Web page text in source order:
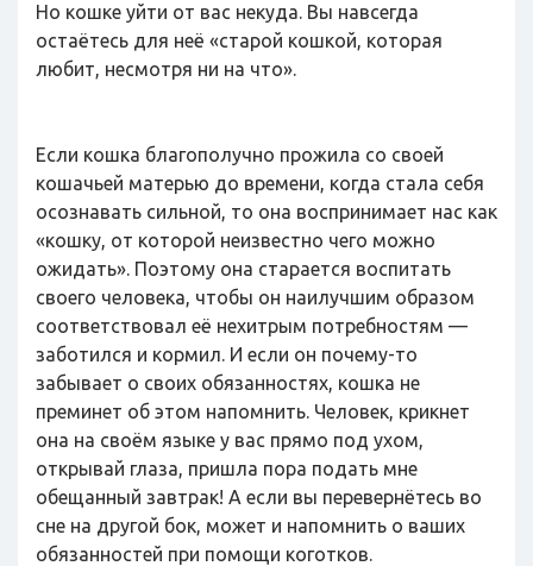
Но кошке уйти от вас некуда. Вы навсегда
остаётесь для неё «старой кошкой, которая
любит, несмотря ни на что».
Если кошка благополучно прожила со своей
кошачьей матерью до времени, когда стала себя
осознавать сильной, то она воспринимает нас как
«кошку, от которой неизвестно чего можно
ожидать». Поэтому она старается воспитать
своего человека, чтобы он наилучшим образом
соответствовал её нехитрым потребностям —
заботился и кормил. И если он почему-то
забывает о своих обязанностях, кошка не
преминет об этом напомнить. Человек, крикнет
она на своём языке у вас прямо под ухом,
открывай глаза, пришла пора подать мне
обещанный завтрак! А если вы перевернётесь во
сне на другой бок, может и напомнить о ваших
обязанностей при помощи коготков.